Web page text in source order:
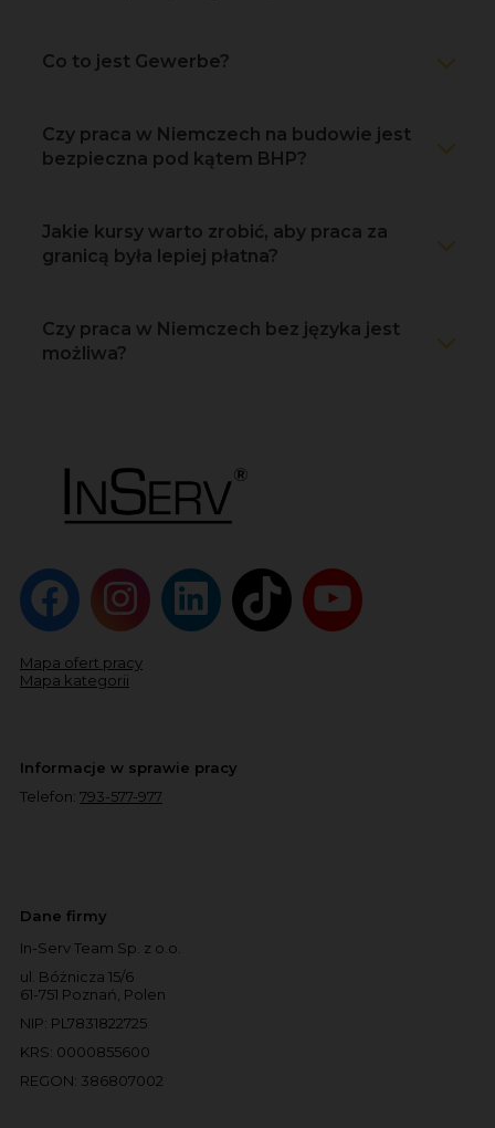
Co to jest Gewerbe?
Czy praca w Niemczech na budowie jest
bezpieczna pod kątem BHP?
Jakie kursy warto zrobić, aby praca za
granicą była lepiej płatna?
Czy praca w Niemczech bez języka jest
możliwa?
Mapa ofert pracy
Mapa kategorii
Informacje w sprawie pracy
Telefon: 793-577-977
Dane firmy
In-Serv Team Sp. z o.o.
ul. Bóżnicza 15/6
61-751 Poznań, Polen
NIP: PL7831822725
KRS: 0000855600
REGON: 386807002